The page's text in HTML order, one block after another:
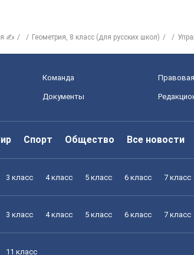
✍ Геометрия, 8 класс (для русских школ)
Команда
Документы
Спорт Общество Все новости
3 класс 4 класс 5 класс 6 класс 7 класс
3 класс 4 класс 5 класс 6 класс 7 класс
11 класс